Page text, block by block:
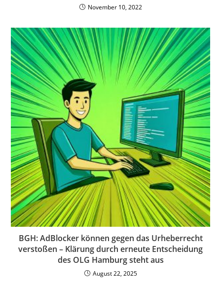
November 10, 2022
BGH: AdBlocker können gegen das Urheberrecht
verstoßen – Klärung durch erneute Entscheidung
des OLG Hamburg steht aus
August 22, 2025